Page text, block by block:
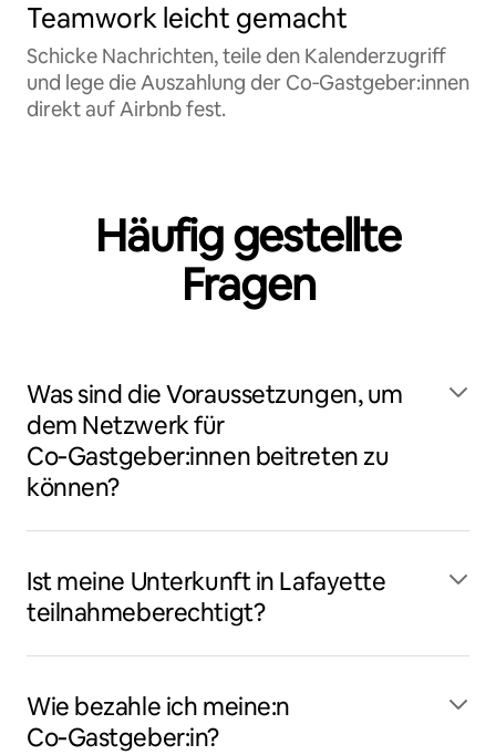
Teamwork leicht gemacht
Schicke Nachrichten, teile den Kalenderzugriff
und lege die Auszahlung der Co‑Gastgeber:innen
direkt auf Airbnb fest.
Häufig gestellte
Fragen
Was sind die Voraussetzungen, um
dem Netzwerk für
Co‑Gastgeber:innen beitreten zu
können?
Ist meine Unterkunft in Lafayette
teilnahmeberechtigt?
Wie bezahle ich meine:n
Co‑Gastgeber:in?